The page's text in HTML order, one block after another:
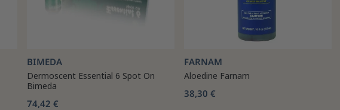
BIMEDA
Dermoscent Essential 6 Spot On
Bimeda
74,42 €
FARNAM
Aloedine Farnam
38,30 €